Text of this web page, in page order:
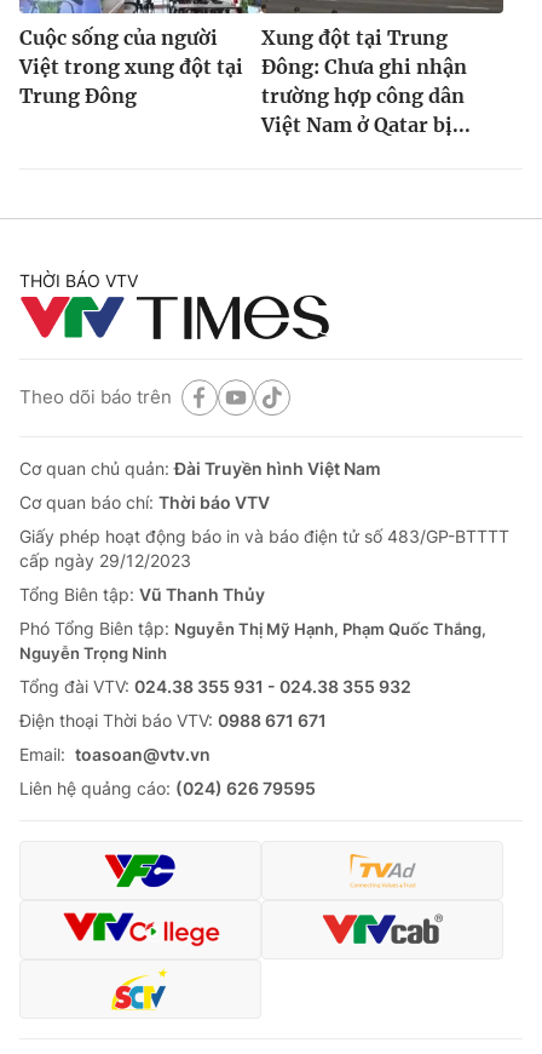
Cuộc sống của người
Việt trong xung đột tại
Trung Đông
Xung đột tại Trung
Đông: Chưa ghi nhận
trường hợp công dân
Việt Nam ở Qatar bị...
THỜI BÁO VTV
Theo dõi báo trên
Cơ quan chủ quản:Đài Truyền hình Việt Nam
Cơ quan báo chí: Thời báo VTV
Giấy phép hoạt động báo in và báo điện tử số 483/GP-BTTTT
cấp ngày 29/12/2023
Tổng Biên tập: Vũ Thanh Thủy
Phó Tổng Biên tập: Nguyễn Thị Mỹ Hạnh, Phạm Quốc Thắng,
Nguyễn Trọng Ninh
Tổng đài VTV: 024.38 355 931 - 024.38 355 932
Ðiện thoại Thời báo VTV: 0988 671 671
Email: toasoan@vtv.vn
Liên hệ quảng cáo: (024) 626 79595